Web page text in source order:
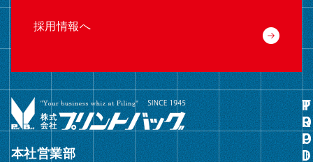
採用情報へ
本社営業部
ト
グ
ル
ー